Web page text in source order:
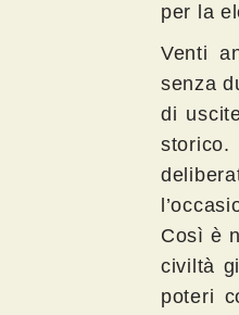
per la
Venti
senza
di
Così è
civiltà
poteri